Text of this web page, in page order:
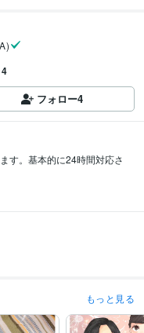
4
フォロー4
す。基本的に24時間対応さ
もっと見る